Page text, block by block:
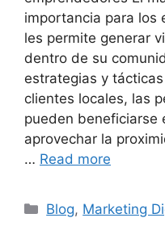
importancia para los
les permite generar
dentro de su
estrategias y
clientes locales, las
pueden beneficiarse
aprovechar la
… Read more
Categories
Blog, Marketing